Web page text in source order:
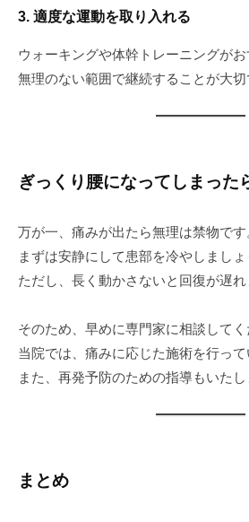
3. 適度な運動を取り入れる
ウォーキングや体幹トレーニングがお
無理のない範囲で継続することが大切
ぎっくり腰になってしまった
万が一、痛みが出たら無理は禁物です
まずは安静にして患部を冷やしましょ
ただし、長く動かさないと回復が遅れ
そのため、早めに専門家に相談してく
当院では、痛みに応じた施術を行って
また、再発予防のための指導もいたし
まとめ